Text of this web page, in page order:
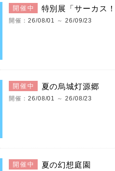
開催中 特別展「サーカス
開催：26/08/01 ～26/09/23
開催中 夏の烏城灯源郷
開催：26/08/01 ～26/08/23
開催中 夏の幻想庭園